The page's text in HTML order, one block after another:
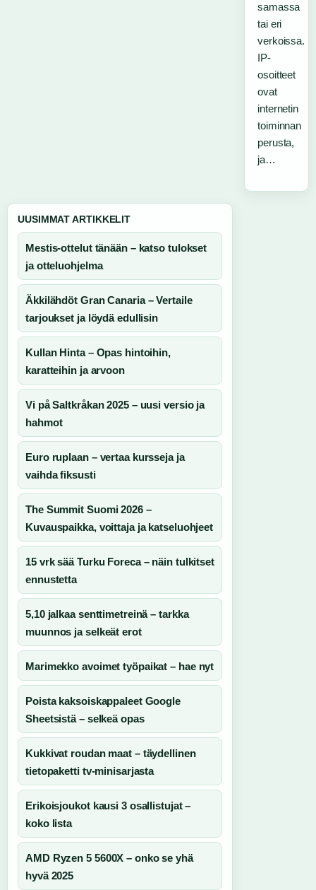
samassa
tai eri
verkoissa.
IP-
osoitteet
ovat
internetin
toiminnan
perusta,
ja…
UUSIMMAT ARTIKKELIT
Mestis-ottelut tänään – katso tulokset
ja otteluohjelma
Äkkilähdöt Gran Canaria – Vertaile
tarjoukset ja löydä edullisin
Kullan Hinta – Opas hintoihin,
karatteihin ja arvoon
Vi på Saltkråkan 2025 – uusi versio ja
hahmot
Euro ruplaan – vertaa kursseja ja
vaihda fiksusti
The Summit Suomi 2026 –
Kuvauspaikka, voittaja ja katseluohjeet
15 vrk sää Turku Foreca – näin tulkitset
ennustetta
5,10 jalkaa senttimetreinä – tarkka
muunnos ja selkeät erot
Marimekko avoimet työpaikat – hae nyt
Poista kaksoiskappaleet Google
Sheetsistä – selkeä opas
Kukkivat roudan maat – täydellinen
tietopaketti tv-minisarjasta
Erikoisjoukot kausi 3 osallistujat –
koko lista
AMD Ryzen 5 5600X – onko se yhä
hyvä 2025